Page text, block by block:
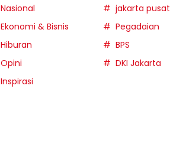
Nasional
Ekonomi & Bisnis
Hiburan
Opini
Inspirasi
jakarta pusat
Pegadaian
BPS
DKI Jakarta